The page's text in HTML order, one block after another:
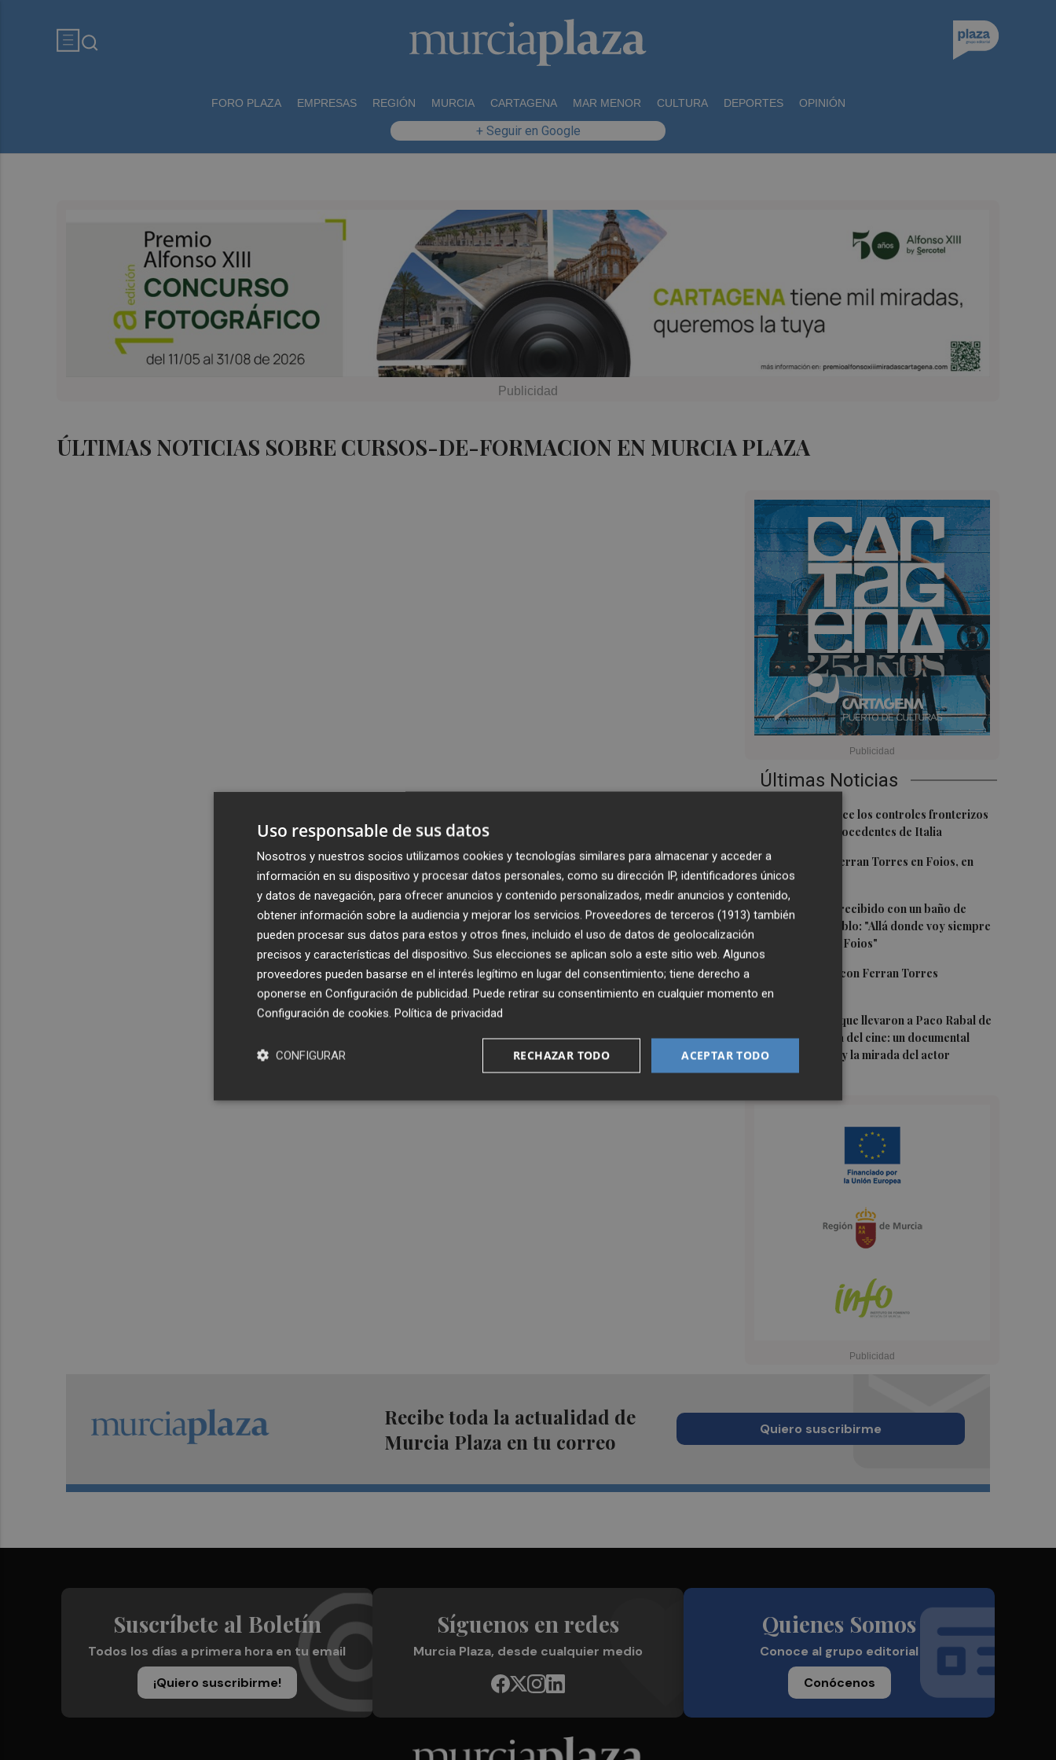
FORO PLAZA EMPRESAS REGIÓN MURCIA CARTAGENA MAR MENOR CULTURA DEPORTES OPINIÓN
+ Seguir en Google
ÚLTIMAS NOTICIAS SOBRE CURSOS-DE-FORMACION EN MURCIA PLAZA
Últimas Noticias
España restablece los controles fronterizos
a los viajeros procedentes de Italia
2El homenaje a Ferran Torres en Foios, en
imágenes
3Ferran Torres, recibido con un baño de
masas en su pueblo: "Allá donde voy siempre
digo que soy de Foios"
4 Foios se vuelca con Ferran Torres
Las '200 vidas' que llevaron a Paco Rabal de
Águilas a la cima del cine: un documental
recupera la voz y la mirada del actor
Recibe toda la actualidad de
Murcia Plaza en tu correo
Quiero suscribirme
Suscríbete al Boletín
Todos los días a primera hora en tu email
¡Quiero suscribirme!
Síguenos en redes
Murcia Plaza, desde cualquier medio
Quienes Somos
Conoce al grupo editorial
Conócenos
Uso responsable de sus datos
Nosotros y nuestros socios utilizamos cookies y tecnologías similares para almacenar y acceder a
información en su dispositivo y procesar datos personales, como su dirección IP, identificadores únicos
y datos de navegación, para ofrecer anuncios y contenido personalizados, medir anuncios y contenido,
obtener información sobre la audiencia y mejorar los servicios. Proveedores de terceros (1913) también
pueden procesar sus datos para estos y otros fines, incluido el uso de datos de geolocalización
precisos y características del dispositivo. Sus elecciones se aplican solo a este sitio web. Algunos
proveedores pueden basarse en el interés legítimo en lugar del consentimiento; tiene derecho a
oponerse en Configuración de publicidad. Puede retirar su consentimiento en cualquier momento en
Configuración de cookies. Política de privacidad
ACEPTAR TODO
RECHAZAR TODO
CONFIGURAR